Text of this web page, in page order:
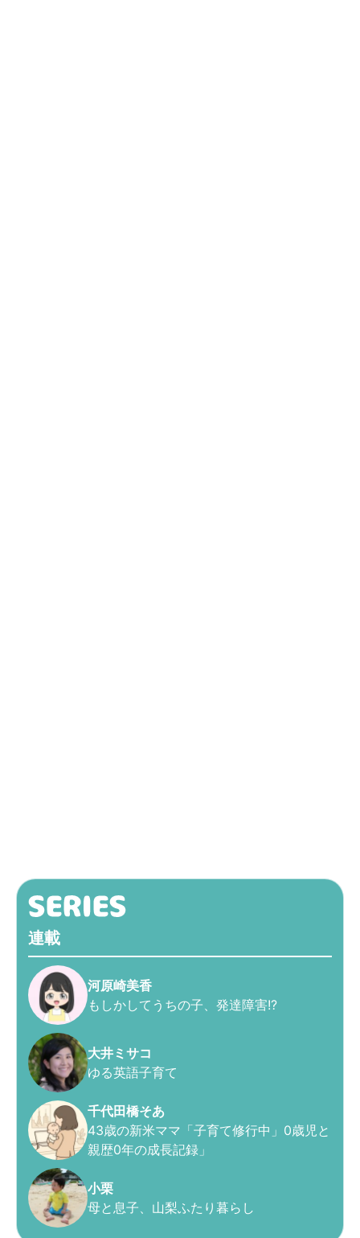
連載
河原崎美香
もしかしてうちの子、発達障害!?
大井ミサコ
ゆる英語子育て
千代田橋そあ
43歳の新米ママ「子育て修行中」0歳児と
親歴0年の成長記録」
小栗
母と息子、山梨ふたり暮らし